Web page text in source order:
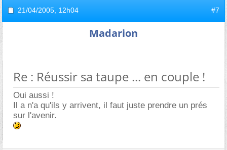
21/04/2005, 12h04 #7
Madarion
Re : Réussir sa taupe ... en couple !
Oui aussi !
Il a n'a qu'ils y arrivent, il faut juste prendre un prés
sur l'avenir.